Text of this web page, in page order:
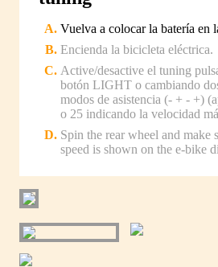
Vuelva a colocar la batería en
Encienda la bicicleta eléctrica.
Active/desactive el tuning
botón LIGHT o cambiando
modos de asistencia (- + - +)
o 25 indicando la velocidad
Spin the rear wheel and make
speed is shown on the e-bike